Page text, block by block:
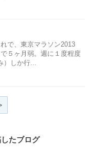
で、東京マラソン2013
５ヶ月弱。週に１度程度
しか行...
たブログ